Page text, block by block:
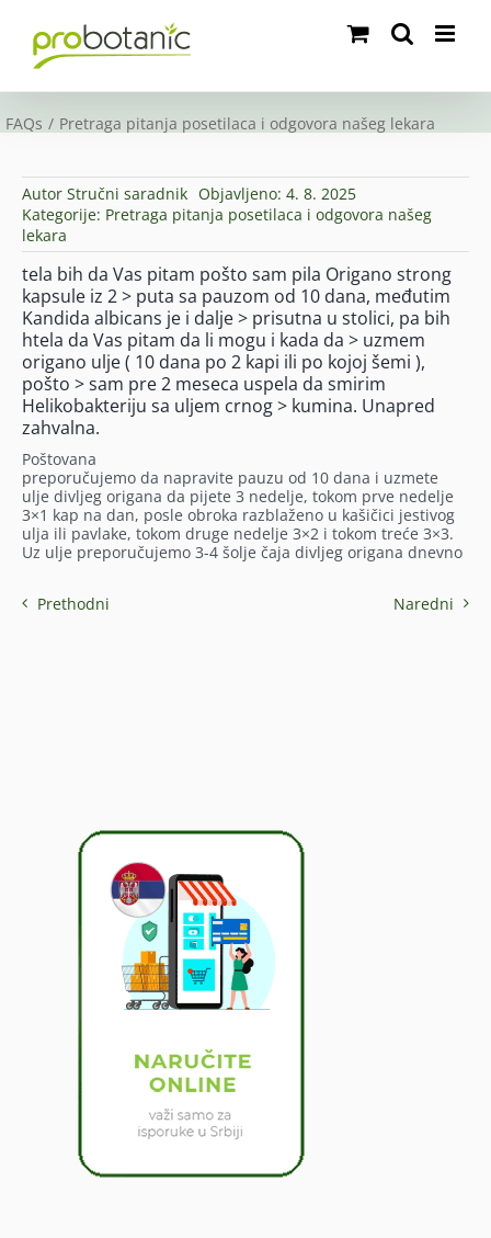
content
FAQs Pretraga pitanja posetilaca i odgovora našeg lekara
Autor Stručni saradnik Objavljeno: 4. 8. 2025
Kategorije: Pretraga pitanja posetilaca i odgovora našeg
lekara
tela bih da Vas pitam pošto sam pila Origano strong
kapsule iz 2 > puta sa pauzom od 10 dana, međutim
Kandida albicans je i dalje > prisutna u stolici, pa bih
htela da Vas pitam da li mogu i kada da > uzmem
origano ulje ( 10 dana po 2 kapi ili po kojoj šemi ),
pošto > sam pre 2 meseca uspela da smirim
Helikobakteriju sa uljem crnog > kumina. Unapred
zahvalna.
Poštovana
preporučujemo da napravite pauzu od 10 dana i uzmete
ulje divljeg origana da pijete 3 nedelje, tokom prve nedelje
3×1 kap na dan, posle obroka razblaženo u kašičici jestivog
ulja ili pavlake, tokom druge nedelje 3×2 i tokom treće 3×3.
Uz ulje preporučujemo 3-4 šolje čaja divljeg origana dnevno
Prethodni Naredni